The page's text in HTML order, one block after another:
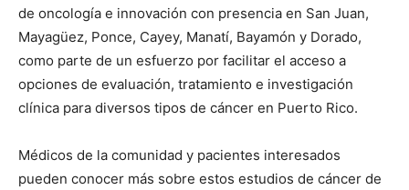
de oncología e innovación con presencia en San Juan,
Mayagüez, Ponce, Cayey, Manatí, Bayamón y Dorado,
como parte de un esfuerzo por facilitar el acceso a
opciones de evaluación, tratamiento e investigación
clínica para diversos tipos de cáncer en Puerto Rico.
Médicos de la comunidad y pacientes interesados
pueden conocer más sobre estos estudios de cáncer de